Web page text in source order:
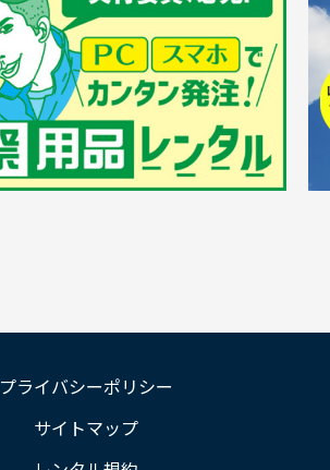
プライバシーポリシー
サイトマップ